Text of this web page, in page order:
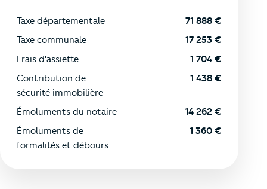
Taxe départementale 71 888 €
Taxe communale
17 253 €
Frais d'assiette
1 704 €
Contribution de
sécurité immobilière
1 438 €
Émoluments du notaire 14 262 €
Émoluments de
formalités et débours
1 360 €